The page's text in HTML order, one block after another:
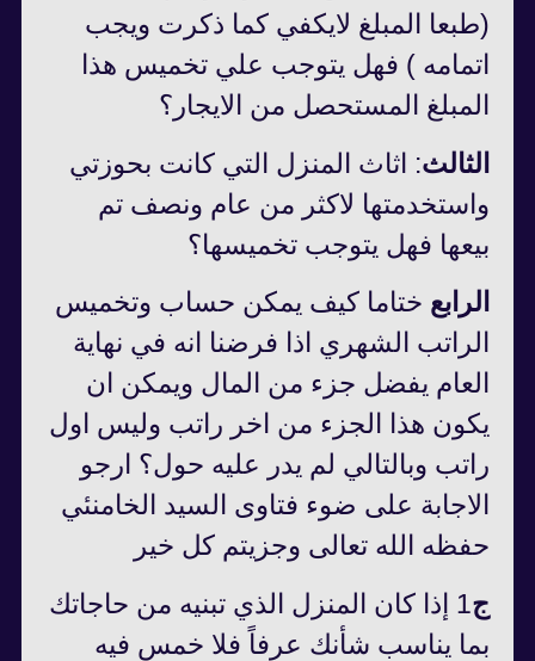
(طبعا المبلغ لايكفي كما ذكرت ويجب
اتمامه ) فهل يتوجب علي تخميس هذا
المبلغ المستحصل من الايجار؟
الثالث: اثاث المنزل التي كانت بحوزتي
واستخدمتها لاكثر من عام ونصف تم
بيعها فهل يتوجب تخميسها؟
الرابع ختاما كيف يمكن حساب وتخميس
الراتب الشهري اذا فرضنا انه في نهاية
العام يفضل جزء من المال ويمكن ان
يكون هذا الجزء من اخر راتب وليس اول
راتب وبالتالي لم يدر عليه حول؟ ارجو
الاجابة على ضوء فتاوى السيد الخامنئي
حفظه الله تعالى وجزيتم كل خير
ج
1 إذا كان المنزل الذي تبنيه من حاجاتك
بما يناسب شأنك عرفاً فلا خمس فيه